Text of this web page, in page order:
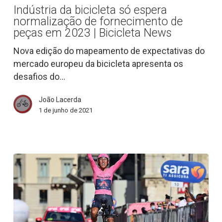
só
espera
normalização
de
fornecimento
de
em
2023
News
Indústria da bicicleta só espera
normalização de fornecimento de
peças em 2023 | Bicicleta News
Nova edição do mapeamento de expectativas do
mercado europeu da bicicleta apresenta os
desafios do…
João Lacerda
1 de junho de 2021